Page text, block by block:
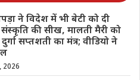
ने विदेश में भी बेटी को दी
की सीख, मालती मैरी को
सप्तशती का मंत्र; वीडियो ने
2026